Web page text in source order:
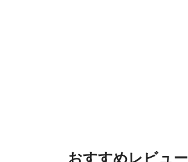
おすすめレビュー